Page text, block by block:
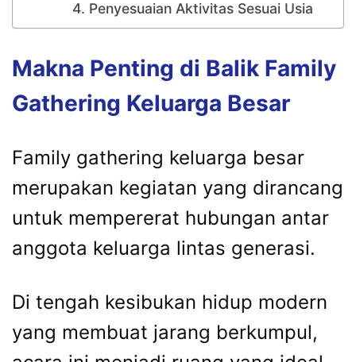
4. Penyesuaian Aktivitas Sesuai Usia
Makna Penting di Balik Family
Gathering Keluarga Besar
Family gathering keluarga besar
merupakan kegiatan yang dirancang
untuk mempererat hubungan antar
anggota keluarga lintas generasi.
Di tengah kesibukan hidup modern
yang membuat jarang berkumpul,